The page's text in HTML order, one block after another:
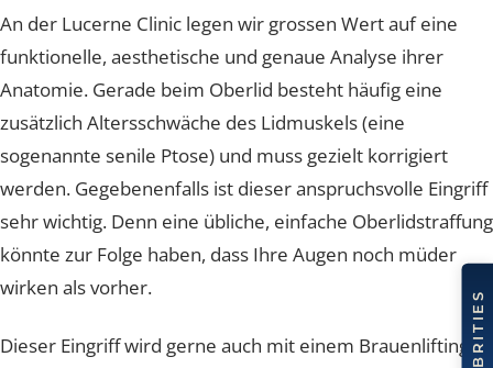
werden.
An der Lucerne Clinic legen wir grossen Wert auf eine
funktionelle, aesthetische und genaue Analyse ihrer
Anatomie. Gerade beim Oberlid besteht häufig eine
zusätzlich Altersschwäche des Lidmuskels (eine
sogenannte senile Ptose) und muss gezielt korrigiert
werden. Gegebenenfalls ist dieser anspruchsvolle
sehr wichtig. Denn eine übliche, einfache
könnte zur Folge haben, dass Ihre Augen noch müder
wirken als vorher.